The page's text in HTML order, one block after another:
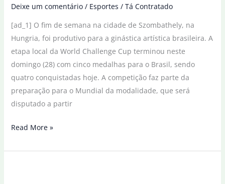
praia
Deixe um comentário / Esportes / Tá Contratado
[ad_1] O fim de semana na cidade de Szombathely, na
Hungria, foi produtivo para a ginástica artística brasileira. A
etapa local da World Challenge Cup terminou neste
domingo (28) com cinco medalhas para o Brasil, sendo
quatro conquistadas hoje. A competição faz parte da
preparação para o Mundial da modalidade, que será
disputado a partir
Ginastas
encerram
Read More »